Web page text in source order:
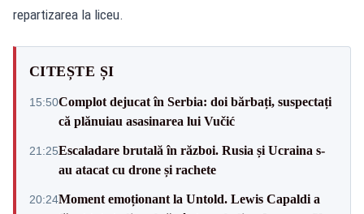
repartizarea la liceu.
CITEȘTE ȘI
15:50Complot dejucat în Serbia: doi bărbați, suspectați
că plănuiau asasinarea lui Vučić
21:25Escaladare brutală în război. Rusia și Ucraina s-
au atacat cu drone și rachete
20:24Moment emoționant la Untold. Lewis Capaldi a